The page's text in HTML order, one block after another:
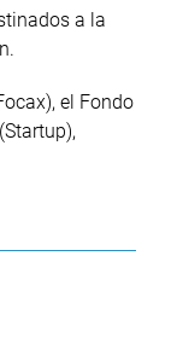
a la
el Fondo